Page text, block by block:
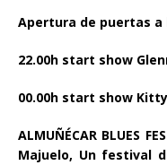
Apertura de puertas a
22.00h start show
00.00h start show
ALMUÑÉCAR BLUES
Majuelo, Un festival